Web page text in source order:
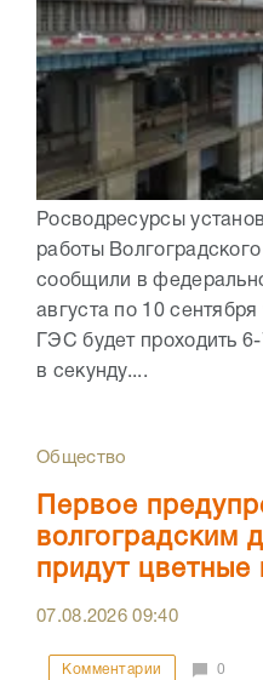
Росводресурсы
работы
сообщили в
августа по 10
ГЭС будет проходить
в секунду....
Общество
Первое
волгоградским
придут цветные
07.08.202609:40
Комментарии 0